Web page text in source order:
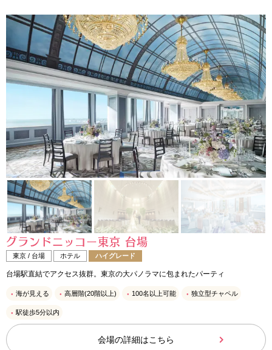
グランドニッコー東京 台場
東京 / 台場 ホテル ハイグレード
台場駅直結でアクセス抜群。東京の大パノラマに包まれたパーティ
海が見える 高層階(20階以上) 100名以上可能 独立型チャペル
駅徒歩5分以内
会場の詳細はこちら